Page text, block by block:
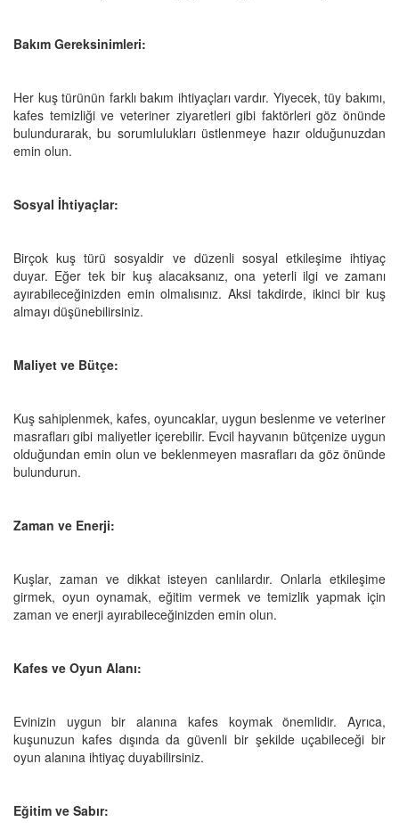
Bakım Gereksinimleri:
Her kuş türünün farklı bakım ihtiyaçları vardır. Yiyecek, tüy bakımı,
kafes temizliği ve veteriner ziyaretleri gibi faktörleri göz önünde
bulundurarak, bu sorumlulukları üstlenmeye hazır olduğunuzdan
emin olun.
Sosyal İhtiyaçlar:
Birçok kuş türü sosyaldir ve düzenli sosyal etkileşime ihtiyaç
duyar. Eğer tek bir kuş alacaksanız, ona yeterli ilgi ve zamanı
ayırabileceğinizden emin olmalısınız. Aksi takdirde, ikinci bir kuş
almayı düşünebilirsiniz.
Maliyet ve Bütçe:
Kuş sahiplenmek, kafes, oyuncaklar, uygun beslenme ve veteriner
masrafları gibi maliyetler içerebilir. Evcil hayvanın bütçenize uygun
olduğundan emin olun ve beklenmeyen masrafları da göz önünde
bulundurun.
Zaman ve Enerji:
Kuşlar, zaman ve dikkat isteyen canlılardır. Onlarla etkileşime
girmek, oyun oynamak, eğitim vermek ve temizlik yapmak için
zaman ve enerji ayırabileceğinizden emin olun.
Kafes ve Oyun Alanı:
Evinizin uygun bir alanına kafes koymak önemlidir. Ayrıca,
kuşunuzun kafes dışında da güvenli bir şekilde uçabileceği bir
oyun alanına ihtiyaç duyabilirsiniz.
Eğitim ve Sabır: